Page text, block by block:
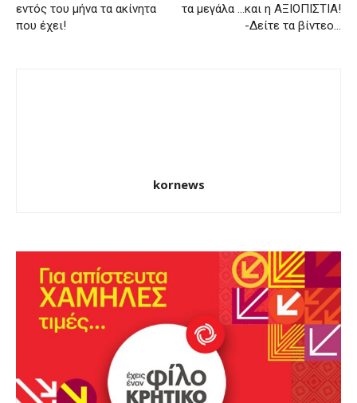
εντός του μήνα τα ακίνητα
που έχει!
τα μεγάλα …και η ΑΞΙΟΠΙΣΤΙΑ!
-Δείτε τα βίντεο…
kornews